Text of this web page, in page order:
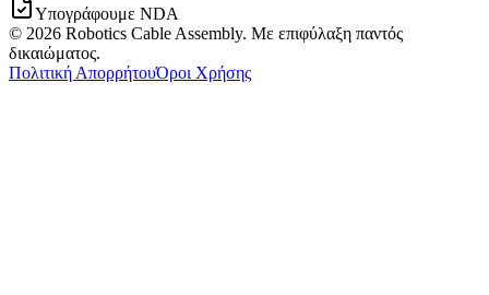
Υπογράφουμε NDA
© 2026 Robotics Cable Assembly. Με επιφύλαξη παντός
δικαιώματος.
Πολιτική ΑπορρήτουΌροι Χρήσης